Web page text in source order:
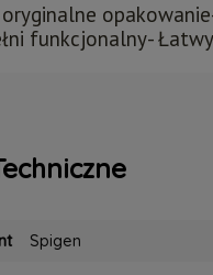
funkcjonalny-
Spigen